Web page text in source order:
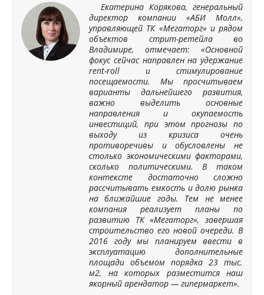
Екатерина Корякова, генеральный
директор компании «АБИ Молл»,
управляющей ТК «Мегаторг» и рядом
объектов стрит-ретейла во
Владимире, отмечает: «Основной
фокус сейчас направлен на удержание
rent-roll и стимулирование
посещаемости. Мы просчитываем
варианты дальнейшего развития,
важно выделить основные
направления и окупаемость
инвестиций, при этом прогнозы по
выходу из кризиса очень
противоречивы и обусловлены не
столько экономическими факторами,
сколько политическими. В таком
контексте достаточно сложно
рассчитывать емкость и долю рынка
на ближайшие годы. Тем не менее
компания реализует планы по
развитию ТК «Мегаторг», завершая
строительство его новой очереди. В
2016 году мы планируем ввести в
эксплуатацию дополнительные
площади объемом порядка 23 тыс.
м2, на которых разместится наш
якорный арендатор — гипермаркет».